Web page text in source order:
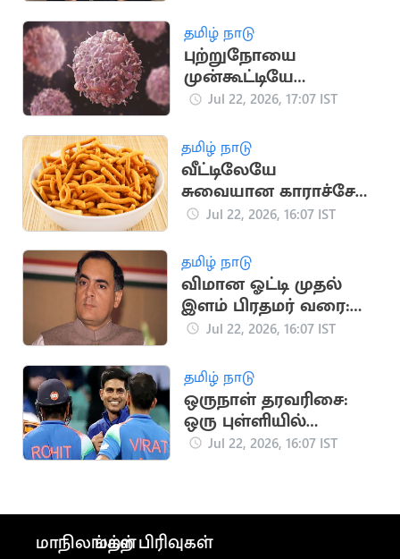
தமிழ் நாடு
புற்றுநோயை
முன்கூட்டியே
கண்டறிய உதவும்
Jul 22, 2026, 17:07 IST
தமிழ் நாடு
வீட்டிலேயே
சுவையான காராச்சேவு
தயாரிப்பது எப்படி?
Jul 22, 2026, 16:07 IST
தமிழ் நாடு
விமான ஓட்டி முதல்
இளம் பிரதமர் வரை:
ராஜீவ் காந்தி வரலாறு
Jul 22, 2026, 16:07 IST
தமிழ் நாடு
ஒருநாள் தரவரிசை:
ஒரு புள்ளியில்
முதலிடத்தை இழந்த
Jul 22, 2026, 16:07 IST
மாநிலங்கள்மற்ற பிரிவுகள்